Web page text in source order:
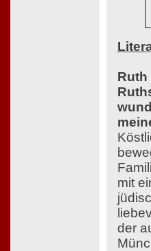
Ruth
mit
der